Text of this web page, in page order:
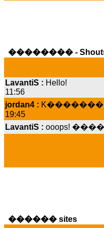
�������� -
11:56
jordan4 :
19:45
LavantiS :
���� ���; ����
veronica :E����
������ sites